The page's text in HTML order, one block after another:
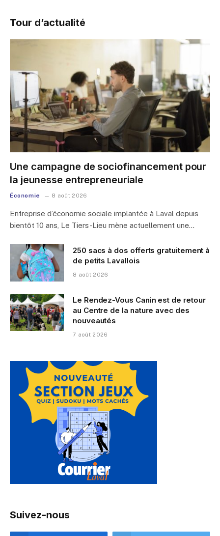
Tour d’actualité
Une campagne de sociofinancement pour
la jeunesse entrepreneuriale
Économie 8 août 2026
Entreprise d’économie sociale implantée à Laval depuis
bientôt 10 ans, Le Tiers-Lieu mène actuellement une…
250 sacs à dos offerts gratuitement à
de petits Lavallois
8 août 2026
Le Rendez-Vous Canin est de retour
au Centre de la nature avec des
nouveautés
7 août 2026
Suivez-nous